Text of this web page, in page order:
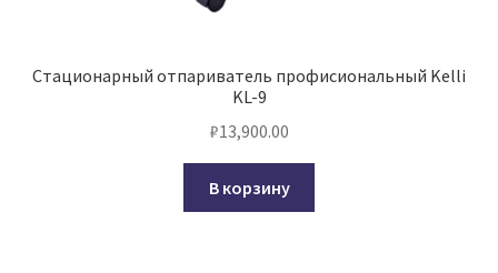
Стационарный отпариватель профисиональный Kelli
KL-9
₽13,900.00
В корзину